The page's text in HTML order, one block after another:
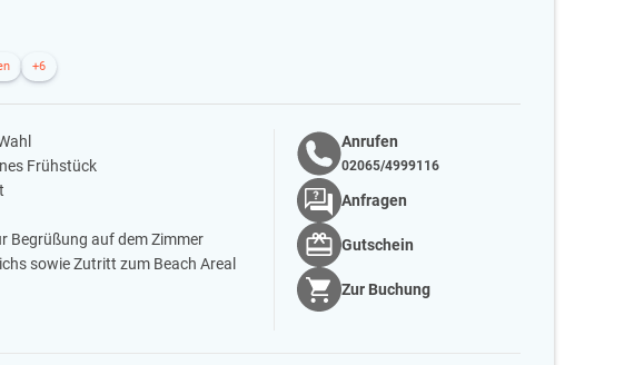
+6
Frühstück
Begrüßung auf dem Zimmer
sowie Zutritt zum Beach Areal
Anrufen
02065/4999116
Anfragen
Gutschein
Zur Buchung